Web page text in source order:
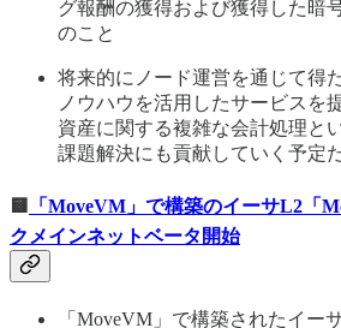
グ報酬の獲得および獲得した暗
のこと
将来的にノード運営を通じて得
ノウハウを活用したサービスを
資産に関する複雑な会計処理と
課題解決にも貢献していく予定
🟨
「MoveVM」で構築のイーサL2「
クメインネットベータ開始
「MoveVM」で構築されたイー